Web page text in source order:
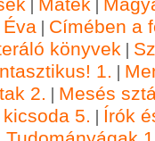
| Matek |
| Címében a
könyvek |
1. |
2. | Mesés
kicsoda 5. | Írók